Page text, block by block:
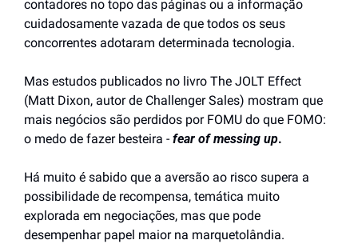
contadores no topo das páginas ou a informação
cuidadosamente vazada de que todos os seus
concorrentes adotaram determinada tecnologia.
Mas estudos publicados no livro The JOLT Effect
(Matt Dixon, autor de Challenger Sales) mostram que
mais negócios são perdidos por FOMU do que FOMO:
o medo de fazer besteira - fear of messing up.
Há muito é sabido que a aversão ao risco supera a
possibilidade de recompensa, temática muito
explorada em negociações, mas que pode
desempenhar papel maior na marquetolândia.